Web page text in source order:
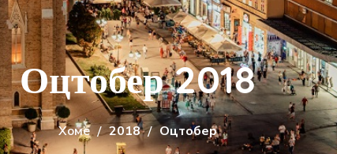
Оцтобер 2018
Хоме 2018 Оцтобер